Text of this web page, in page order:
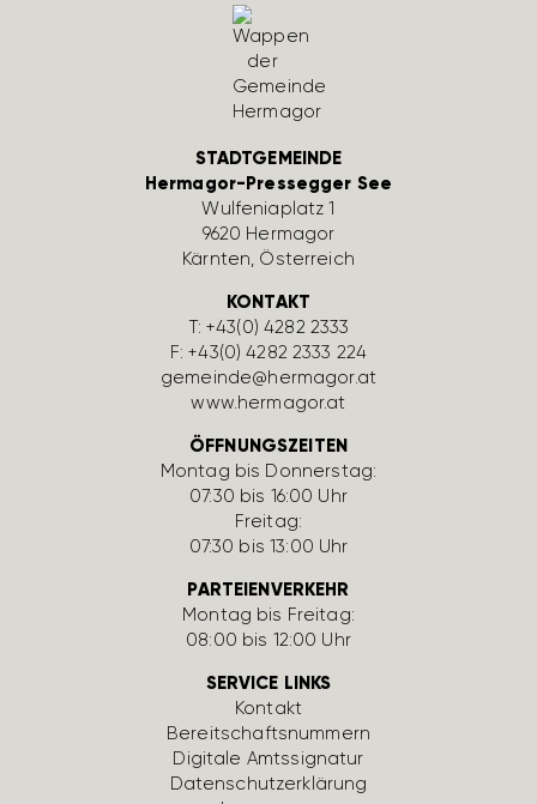
STADTGEMEINDE
Hermagor-Pressegger See
Wulfe­nia­platz 1
9620 Hermagor
Kärnten, Öster­reich
KONTAKT
T:+43(0) 4282 2333
F: +43(0) 4282 2333 224
gemeinde@hermagor.at
www.hermagor.at
ÖFFNUNGSZEITEN
Montag bis Donnerstag:
07:30 bis 16:00 Uhr
Freitag:
07:30 bis 13:00 Uhr
PARTEIENVERKEHR
Montag bis Freitag:
08:00 bis 12:00 Uhr
SERVICE LINKS
Kontakt
Bereit­schafts­num­mern
Digi­tale Amts­si­gnatur
Daten­schutz­er­klä­rung